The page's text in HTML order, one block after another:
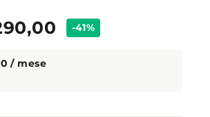
-41%
/ mese